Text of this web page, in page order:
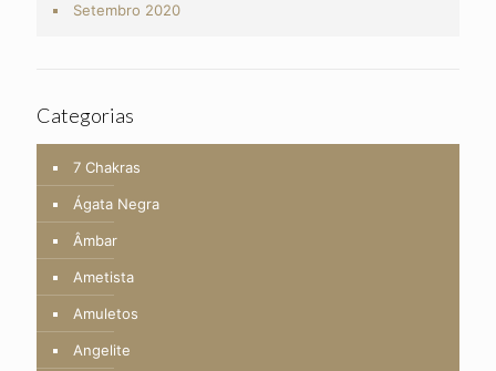
Setembro 2020
Categorias
7 Chakras
Ágata Negra
Âmbar
Ametista
Amuletos
Angelite